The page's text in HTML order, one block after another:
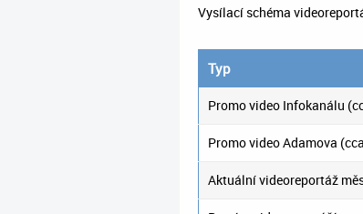
Vysílací schéma
Typ
Promo video Infokanálu
Promo video Adamova
Aktuální videoreportáž